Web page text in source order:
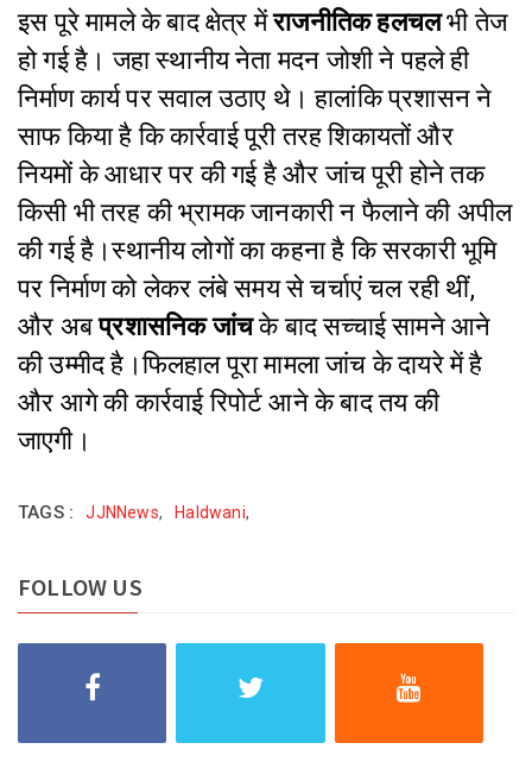
इस पूरे मामले के बाद क्षेत्र मेंराजनीतिक हलचलभी तेज
हो गई है। जहा स्थानीय नेता मदन जोशी ने पहले ही
निर्माण कार्य पर सवाल उठाए थे। हालांकि प्रशासन ने
साफ किया है कि कार्रवाई पूरी तरह शिकायतों और
नियमों के आधार पर की गई है और जांच पूरी होने तक
किसी भी तरह की भ्रामक जानकारी न फैलाने की अपील
की गई है।स्थानीय लोगों का कहना है कि सरकारी भूमि
पर निर्माण को लेकर लंबे समय से चर्चाएं चल रही थीं,
और अबप्रशासनिक जांचके बाद सच्चाई सामने आने
की उम्मीद है।फिलहाल पूरा मामला जांच के दायरे में है
और आगे की कार्रवाई रिपोर्ट आने के बाद तय की
जाएगी।
TAGS : JJNNews, Haldwani,
FOLLOW US